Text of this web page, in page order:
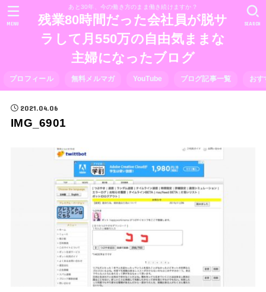
あと30年、今の働き方のまま働き続けますか？
残業80時間だった会社員が脱サ
ラして月550万の自由気ままな
主婦になったブログ
プロフィール 無料メルマガ YouTube ブログ記事一覧 おす
SEARCH
MENU
2021.04.06
IMG_6901